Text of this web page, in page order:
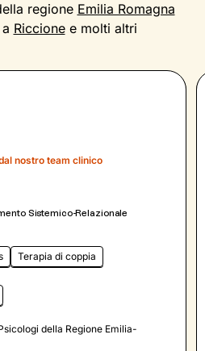
regione Emilia Romagna
Riccionee molti altri
nostro team clinico
Sistemico-Relazionale
Terapia di coppia
della Regione Emilia-